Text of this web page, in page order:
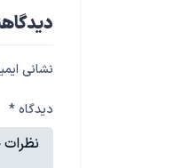
نشانی
دیدگاه*